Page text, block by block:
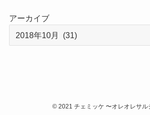
アーカイブ
©2021 チェミッケ 〜オレオレサル